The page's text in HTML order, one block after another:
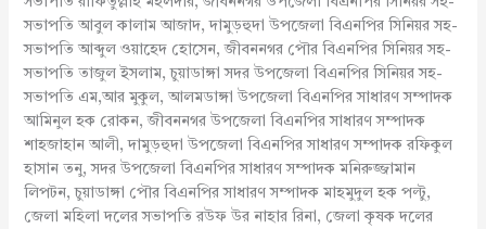
সভাপতি আবুল কালাম আজাদ, দামুড়হুদা উপজেলা বিএনপির সিনিয়র সহ-
সভাপতি আব্দুল ওয়াহেদ হোসেন, জীবননগর পৌর বিএনপির সিনিয়র সহ-
সভাপতি তাজুল ইসলাম, চুয়াডাঙ্গা সদর উপজেলা বিএনপির সিনিয়র সহ-
সভাপতি এম,আর মুকুল, আলমডাঙ্গা উপজেলা বিএনপির সাধারণ সম্পাদক
আমিনুল হক রোকন, জীবননগর উপজেলা বিএনপির সাধারণ সম্পাদক
শাহজাহান আলী, দামুড়হুদা উপজেলা বিএনপির সাধারণ সম্পাদক রফিকুল
হাসান তনু, সদর উপজেলা বিএনপির সাধারণ সম্পাদক মনিরুজ্জামান
লিপটন, চুয়াডাঙ্গা পৌর বিএনপির সাধারণ সম্পাদক মাহমুদুল হক পল্টু,
জেলা মহিলা দলের সভাপতি রউফ উর নাহার রিনা, জেলা কৃষক দলের